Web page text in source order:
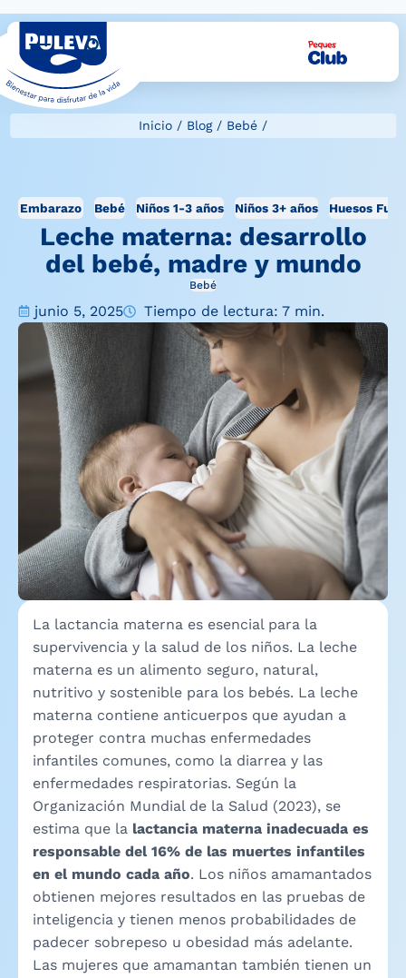
Inicio / Blog/ Bebé /
Embarazo Bebé Niños 1-3 años Niños 3+ años Huesos
Leche materna: desarrollo
del bebé, madre y mundo
Bebé
junio 5, 2025 Tiempo de lectura: 7 min.
La lactancia materna es esencial para la
supervivencia y la salud de los niños. La leche
materna es un alimento seguro, natural,
nutritivo y sostenible para los bebés. La leche
materna contiene anticuerpos que ayudan a
proteger contra muchas enfermedades
infantiles comunes, como la diarrea y las
enfermedades respiratorias. Según la
Organización Mundial de la Salud (2023), se
estima que la lactancia materna inadecuada es
responsable del 16% de las muertes infantiles
en el mundo cada año. Los niños amamantados
obtienen mejores resultados en las pruebas de
inteligencia y tienen menos probabilidades de
padecer sobrepeso u obesidad más adelante.
Las mujeres que amamantan también tienen un